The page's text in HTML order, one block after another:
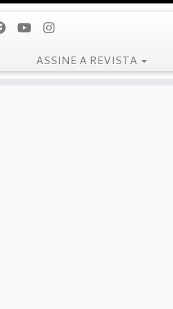
ASSINE A REVISTA